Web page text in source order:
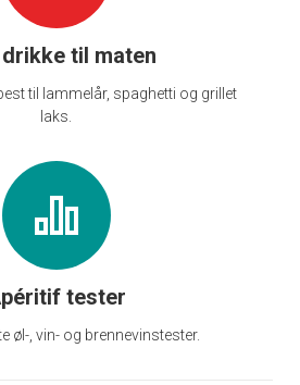
drikke til maten
til lammelår, spaghetti og grillet
laks.
tester
øl-, vin- og brennevinstester.